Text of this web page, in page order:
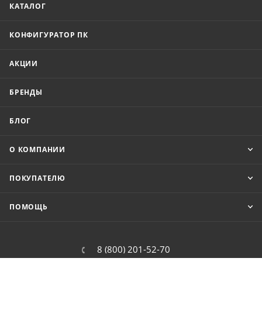
КАТАЛОГ
КОНФИГУРАТОР ПК
АКЦИИ
БРЕНДЫ
БЛОГ
О КОМПАНИИ
ПОКУПАТЕЛЮ
ПОМОЩЬ
8 (800) 201-52-70